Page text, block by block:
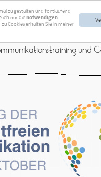
zu gestalten und fortlaufend
ich nur dienotwendigen
Cookies erhalten Sie in meiner
und